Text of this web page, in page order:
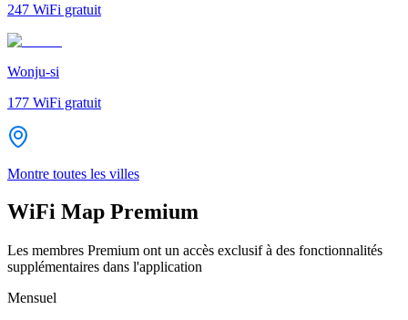
247 WiFi gratuit
Wonju-si
177 WiFi gratuit
Montre toutes les villes
WiFi Map Premium
Les membres Premium ont un accès exclusif à des fonctionnalités
supplémentaires dans l'application
Mensuel